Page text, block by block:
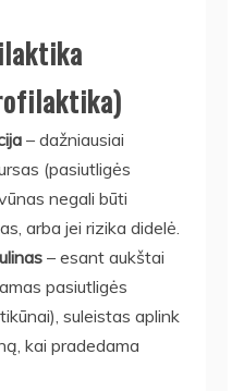
– dažniausiai
(pasiutligės
negali būti
arba jei rizika didelė.
– esant aukštai
pasiutligės
suleistas aplink
kai pradedama